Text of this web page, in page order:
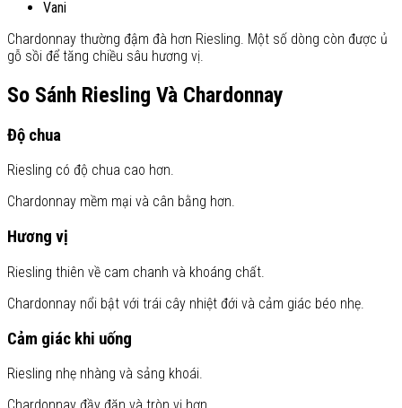
Vani
Chardonnay thường đậm đà hơn Riesling. Một số dòng còn được ủ
gỗ sồi để tăng chiều sâu hương vị.
So Sánh Riesling Và Chardonnay
Độ chua
Riesling có độ chua cao hơn.
Chardonnay mềm mại và cân bằng hơn.
Hương vị
Riesling thiên về cam chanh và khoáng chất.
Chardonnay nổi bật với trái cây nhiệt đới và cảm giác béo nhẹ.
Cảm giác khi uống
Riesling nhẹ nhàng và sảng khoái.